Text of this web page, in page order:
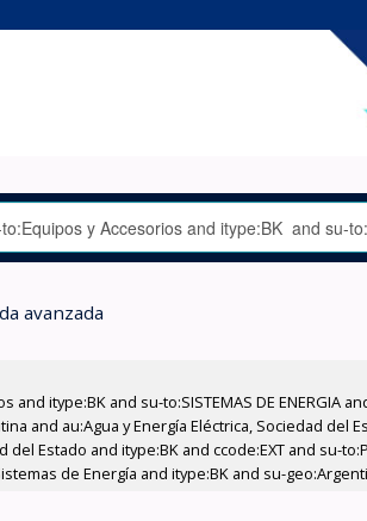
avanzada
itype:BK and su-to:SISTEMAS DE ENERGIA
and au:Agua y Energía Eléctrica, Sociedad del
Estado and itype:BK and ccode:EXT and su-
de Energía and itype:BK and su-